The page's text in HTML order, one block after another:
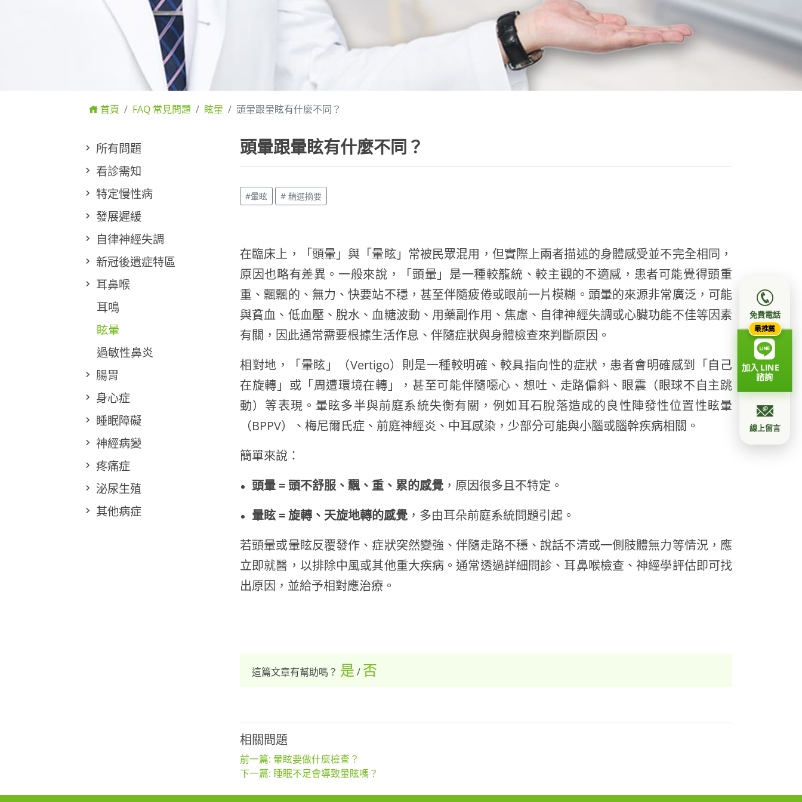
首頁 FAQ 常見問題 眩暈 頭暈跟暈眩有什麼不同？
所有問題
看診需知
特定慢性病
發展遲緩
自律神經失調
新冠後遺症特區
耳鼻喉
耳鳴
眩暈
過敏性鼻炎
腸胃
身心症
睡眠障礙
神經病變
疼痛症
泌尿生殖
其他病症
頭暈跟暈眩有什麼不同？
#暈眩 # 精選摘要
在臨床上，「頭暈」與「暈眩」常被民眾混用，但實際上兩者描述的身體感受並不完全相同，
原因也略有差異。一般來說，「頭暈」是一種較籠統、較主觀的不適感，患者可能覺得頭重
重、飄飄的、無力、快要站不穩，甚至伴隨疲倦或眼前一片模糊。頭暈的來源非常廣泛，可能
與貧血、低血壓、脫水、血糖波動、用藥副作用、焦慮、自律神經失調或心臟功能不佳等因素
有關，因此通常需要根據生活作息、伴隨症狀與身體檢查來判斷原因。
相對地，「暈眩」（Vertigo）則是一種較明確、較具指向性的症狀，患者會明確感到「自己
在旋轉」或「周遭環境在轉」，甚至可能伴隨噁心、想吐、走路偏斜、眼震（眼球不自主跳
動）等表現。暈眩多半與前庭系統失衡有關，例如耳石脫落造成的良性陣發性位置性眩暈
（BPPV）、梅尼爾氏症、前庭神經炎、中耳感染，少部分可能與小腦或腦幹疾病相關。
簡單來說：
頭暈 = 頭不舒服、飄、重、累的感覺 ，原因很多且不特定。
暈眩 = 旋轉、天旋地轉的感覺 ，多由耳朵前庭系統問題引起。
若頭暈或暈眩反覆發作、症狀突然變強、伴隨走路不穩、說話不清或一側肢體無力等情況，應
立即就醫，以排除中風或其他重大疾病。通常透過詳細問診、耳鼻喉檢查、神經學評估即可找
出原因，並給予相對應治療。
這篇文章有幫助嗎？ 是 / 否
相關問題
前一篇: 暈眩要做什麼檢查？
下一篇: 睡眠不足會導致暈眩嗎？
免費電話
最推薦
加入 LINE
諮詢
線上留言